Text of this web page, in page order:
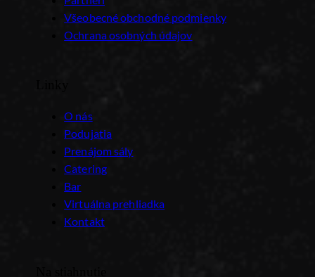
Všeobecné obchodné podmienky
Ochrana osobných údajov
O nás
Podujatia
Prenájom sály
Catering
Bar
Virtuálna prehliadka
Kontakt